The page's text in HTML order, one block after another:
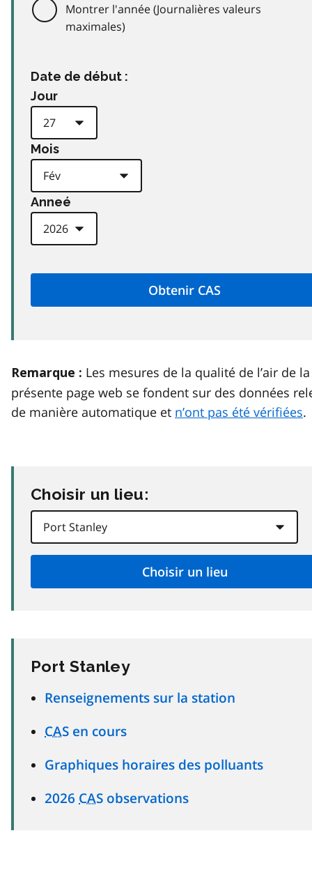
Montrer l'année (Journalières valeurs
maximales)
Date de début :
Jour
Mois
Anneé
Remarque : Les mesures de la qualité de l’air de la
présente page web se fondent sur des données
de manière automatique et n’ont pas été vérifiées.
Choisir un lieu:
Port Stanley
Renseignements sur la station
CAS en cours
Graphiques horaires des polluants
2026 CAS observations